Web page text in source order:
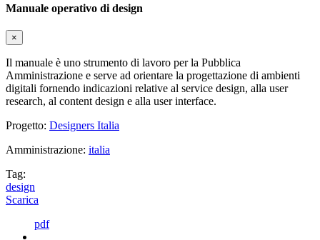
Manuale operativo di design
×
Il manuale è uno strumento di lavoro per la Pubblica
Amministrazione e serve ad orientare la progettazione di ambienti
digitali fornendo indicazioni relative al service design, alla user
research, al content design e alla user interface.
Progetto: Designers Italia
Amministrazione: italia
Tag:
design
Scarica
pdf